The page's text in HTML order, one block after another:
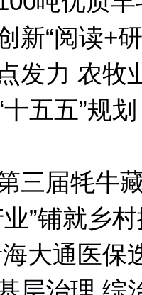
新“阅读+
发力 农牧
五五”规
三届牦牛
”铺就乡
大通医保